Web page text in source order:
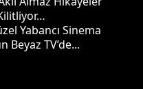
Yabancı Sinema
Beyaz TV’de...